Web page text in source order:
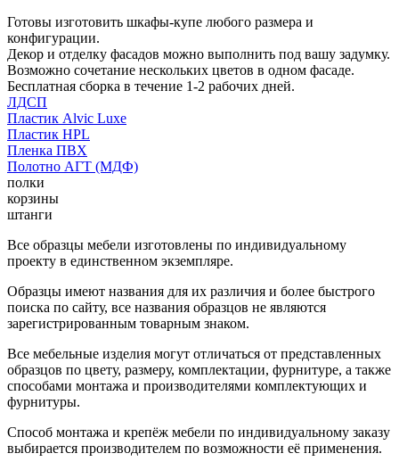
Готовы изготовить шкафы-купе любого размера и
конфигурации.
Декор и отделку фасадов можно выполнить под вашу задумку.
Возможно сочетание нескольких цветов в одном фасаде.
Бесплатная сборка в течение 1-2 рабочих дней.
ЛДСП
Пластик Alvic Luxe
Пластик HPL
Пленка ПВХ
Полотно АГТ (МДФ)
полки
корзины
штанги
Все образцы мебели изготовлены по индивидуальному
проекту в единственном экземпляре.
Образцы имеют названия для их различия и более быстрого
поиска по сайту, все названия образцов не являются
зарегистрированным товарным знаком.
Все мебельные изделия могут отличаться от представленных
образцов по цвету, размеру, комплектации, фурнитуре, а также
способами монтажа и производителями комплектующих и
фурнитуры.
Способ монтажа и крепёж мебели по индивидуальному заказу
выбирается производителем по возможности её применения.